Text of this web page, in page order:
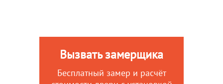
Вызвать замерщика
Бесплатный замер и расчёт